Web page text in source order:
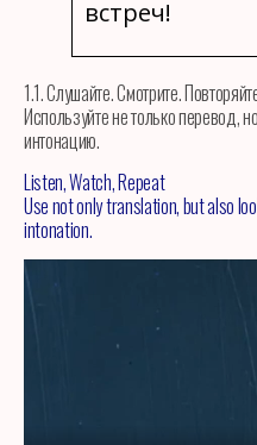
встреч!
1.1. Слушайте. Смотрите.
Используйте не только перевод,
интонацию.
Listen, Watch, Repeat
Use not only translation, but also
intonation.